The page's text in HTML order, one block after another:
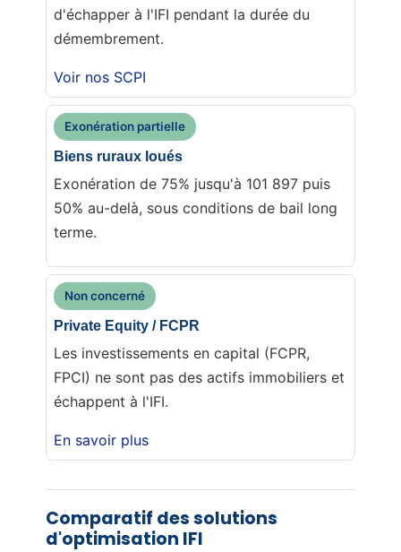
d'échapper à l'IFI pendant la durée du
démembrement.
Voir nos SCPI
Exonération partielle
Biens ruraux loués
Exonération de 75% jusqu'à 101 897 puis
50% au-delà, sous conditions de bail long
terme.
Non concerné
Private Equity / FCPR
Les investissements en capital (FCPR,
FPCI) ne sont pas des actifs immobiliers et
échappent à l'IFI.
En savoir plus
Comparatif des solutions
d'optimisation IFI